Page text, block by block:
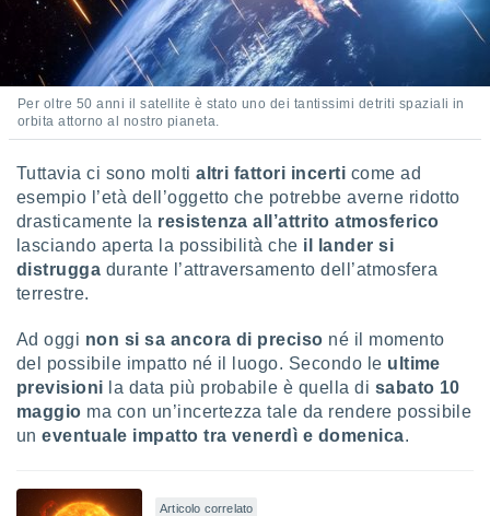
la
web,
e
di
dati
sulla
al quale
tuo
dei
Per oltre 50 anni il satellite è stato uno dei tantissimi detriti spaziali in
orbita attorno al nostro pianeta.
Tuttavia ci sono moltialtri fattori incerti come ad
esempio l’età dell’oggetto che potrebbe averne ridotto
drasticamente la resistenza all’attrito atmosferico
lasciando aperta la possibilità che il lander si
distrugga durante l’attraversamento dell’atmosfera
terrestre.
Ad oggi non si sa ancora di preciso né il momento
del possibile impatto né il luogo. Secondo le ultime
previsioni la data più probabile è quella di sabato 10
maggio ma con un’incertezza tale da rendere possibile
uneventuale impatto tra venerdì e domenica.
Articolo correlato